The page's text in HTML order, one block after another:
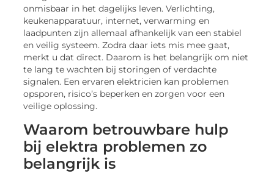
onmisbaar in het dagelijks leven. Verlichting,
keukenapparatuur, internet, verwarming en
laadpunten zijn allemaal afhankelijk van een stabiel
en veilig systeem. Zodra daar iets mis mee gaat,
merkt u dat direct. Daarom is het belangrijk om niet
te lang te wachten bij storingen of verdachte
signalen. Een ervaren elektricien kan problemen
opsporen, risico’s beperken en zorgen voor een
veilige oplossing.
Waarom betrouwbare hulp
bij elektra problemen zo
belangrijk is